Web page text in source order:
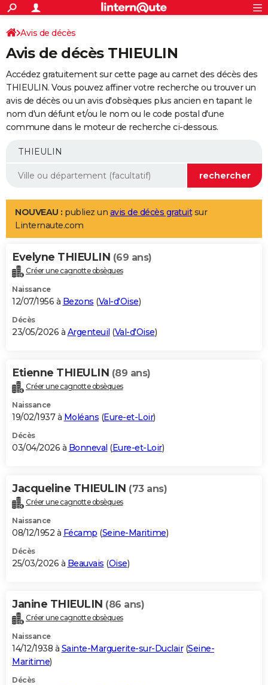
ACTUALITÉS
Politique
Société
Faits Divers
Education
Monde
Villes
+
SPORT
Coupe du monde 2026
Football
Tennis
Cyclisme
Rugby
Forum
Programme TV
TNT
Streaming
Cinéma
Sorties cinéma
Musique
+
FINANCE
Retraite
Epargne
Immobilier
Risques naturels par ville
Banque
Assurance
AUTO
Essais
Réserver un essai
Citadines
Berlines
SUV
Forum auto
+
Mobiles
Meilleur smartphone
Internet
Ordinateurs
Jeux vidéo
Guide high-tech
Aménagement intérieur
LIFESTYLE
Art de vivre
Bien-être
Loisirs
Mode
Modes de vie
Alimentation
Guide de la santé
Maladies
Médicaments
Sommeil
VOYAGE
Destinations
City break
Voyage nature
Voyage de noces
Forum
Climat
+PHOTO
GUIDES D'ACHAT
BONS PLANS
Carte de Noël
Carte Bonne année
Carte Saint-Valentin
Carte Pâques
Carte d'anniversaire
DICTIONNAIRE
Dictionnaire
Biographies
Citations
Expressions
Proverbes
PROGRAMME TV
S'inscrire
Se connecter
Lycées
Collèges
Primaires
Universités
Entreprises
Service militaire
Avis de recherche
AVIS DE DÉCÈS
Bricolage
Lifestyle
Culture
Sport
Auto
Television
Voyage
Cinema
Avis de décès
Avis de décès THIEULIN
Accédez gratuitement sur cette page au carnet des décès des
THIEULIN. Vous pouvez affiner votre recherche ou trouver un
avis de décès ou un avis d'obsèques plus ancien en tapant le
nom d'un défunt et/ou le nom ou le code postal d'une
commune dans le moteur de recherche ci-dessous.
NOUVEAU : publiez un avis de décès gratuitsur
Linternaute.com
Evelyne THIEULIN (69 ans)
Créer une cagnotte obsèques
Naissance
12/07/1956 à Bezons (Val-d'Oise)
Décès
23/05/2026 à Argenteuil (Val-d'Oise)
Etienne THIEULIN (89 ans)
Créer une cagnotte obsèques
Naissance
19/02/1937 à Moléans (Eure-et-Loir)
Décès
03/04/2026 à Bonneval (Eure-et-Loir)
Jacqueline THIEULIN (73 ans)
Créer une cagnotte obsèques
Naissance
08/12/1952 à Fécamp (Seine-Maritime)
Décès
25/03/2026 à Beauvais (Oise)
Janine THIEULIN (86 ans)
Créer une cagnotte obsèques
Naissance
14/12/1938 à Sainte-Marguerite-sur-Duclair(Seine-
Maritime)
Décès